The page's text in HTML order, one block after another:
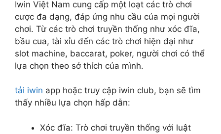
Iwin Việt Nam cung cấp một loạt các trò chơi
cược đa dạng, đáp ứng nhu cầu của mọi người
chơi. Từ các trò chơi truyền thống như xóc đĩa,
bầu cua, tài xỉu đến các trò chơi hiện đại như
slot machine, baccarat, poker, người chơi có thể
lựa chọn theo sở thích của mình.
tải iwin app hoặc truy cập iwin club, bạn sẽ tìm
thấy nhiều lựa chọn hấp dẫn:
Xóc đĩa: Trò chơi truyền thống với luật